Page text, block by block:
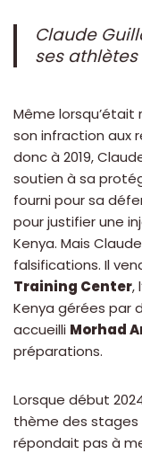
Claude
ses athlètes
Même
son infraction aux
donc à 2019,
soutien à sa
fourni pour sa
pour justifier une
Kenya. Mais
falsifications. Il
Training Center,
Kenya gérées par
accueilli Morhad
préparations.
Lorsque début
thème des stages
répondait pas à